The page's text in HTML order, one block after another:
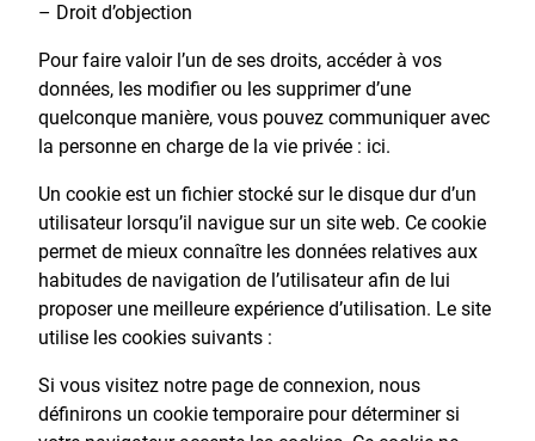
– Droit d’objection
Pour faire valoir l’un de ses droits, accéder à vos
données, les modifier ou les supprimer d’une
quelconque manière, vous pouvez communiquer avec
la personne en charge de la vie privée : ici.
Un cookie est un fichier stocké sur le disque dur d’un
utilisateur lorsqu’il navigue sur un site web. Ce cookie
permet de mieux connaître les données relatives aux
habitudes de navigation de l’utilisateur afin de lui
proposer une meilleure expérience d’utilisation. Le site
utilise les cookies suivants :
Si vous visitez notre page de connexion, nous
définirons un cookie temporaire pour déterminer si